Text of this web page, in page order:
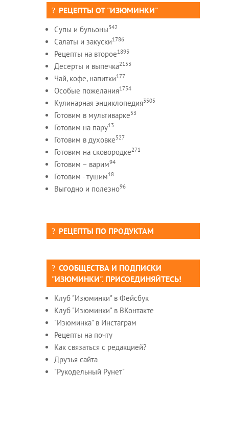
РЕЦЕПТЫ ОТ "ИЗЮМИНКИ"
Супы и бульоны342
Салаты и закуски1786
Рецепты на второе1893
Десерты и выпечка2153
Чай, кофе, напитки177
Особые пожелания1754
Кулинарная энциклопедия3505
Готовим в мультиварке53
Готовим на пару13
Готовим в духовке527
Готовим на сковородке271
Готовим – варим94
Готовим - тушим18
Выгодно и полезно96
РЕЦЕПТЫ ПО ПРОДУКТАМ
СООБЩЕСТВА И ПОДПИСКИ
"ИЗЮМИНКИ". ПРИСОЕДИНЯЙТЕСЬ!
Клуб "Изюминки" в Фейсбук
Клуб "Изюминки" в ВКонтакте
"Изюминка" в Инстаграм
Рецепты на почту
Как связаться с редакцией?
Друзья сайта
"Рукодельный Рунет"